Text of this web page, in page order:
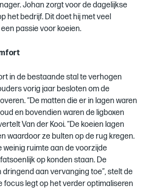
Johan zorgt voor de dagelijkse
het bedrijf. Dit doet hij met veel
passie voor koeien.
in de bestaande stal te verhogen
vorig jaar besloten om de
“De matten die er in lagen waren
en bovendien waren de ligboxen
Van der Kooi. “De koeien lagen
waardoor ze bulten op de rug kregen.
weinig ruimte aan de voorzijde
op konden staan. De
dringend aan vervanging toe”, stelt de
focus legt op het verder optimaliseren